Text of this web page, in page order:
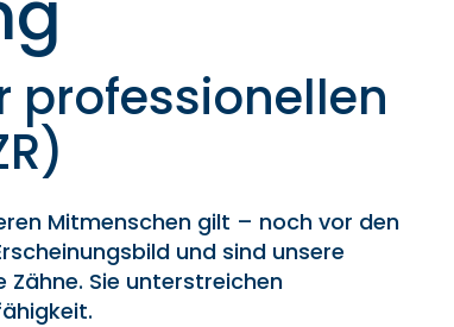
professionellen
Mitmenschen gilt – noch vor den
und sind unsere
Zähne. Sie unterstreichen